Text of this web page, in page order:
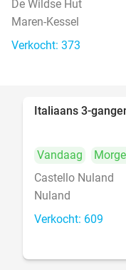
De Wildse Hut
Maren-Kessel
Verkocht: 373
Italiaans 3-
Vandaag
Castello Nuland
Nuland
Verkocht: 609